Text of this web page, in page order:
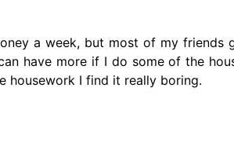
a week, but most of my friends
have more if I do some of the
housework I find it really boring.